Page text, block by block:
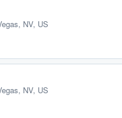
NV, US
NV, US